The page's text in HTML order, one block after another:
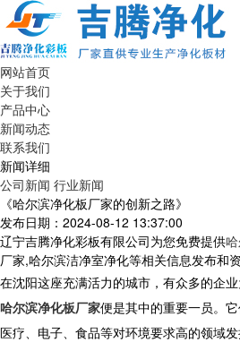
网站首页
关于我们
产品中心
新闻动态
联系我们
新闻详细
公司新闻 行业新闻
《哈尔滨净化板厂家的创新之路》
发布日期：2024-08-12 13:37:00
辽宁吉腾净化彩板有限公司为您免费提供
厂家,哈尔滨洁净室净化等相关信息发布和
在沈阳这座充满活力的城市，有众多的企
哈尔滨净化板厂家便是其中的重要一员。
医疗、电子、食品等对环境要求高的领域